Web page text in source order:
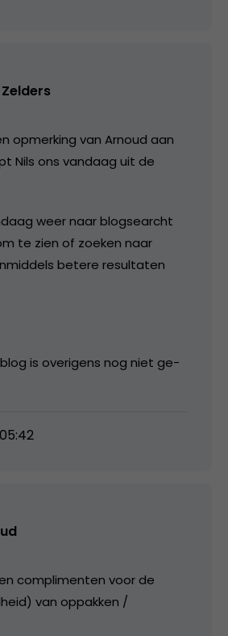
opmerking van Arnoud aan
Nils ons vandaag uit de
weer naar blogsearcht
te zien of zoeken naar
betere resultaten
is overigens nog niet ge-
complimenten voor de
van oppakken /